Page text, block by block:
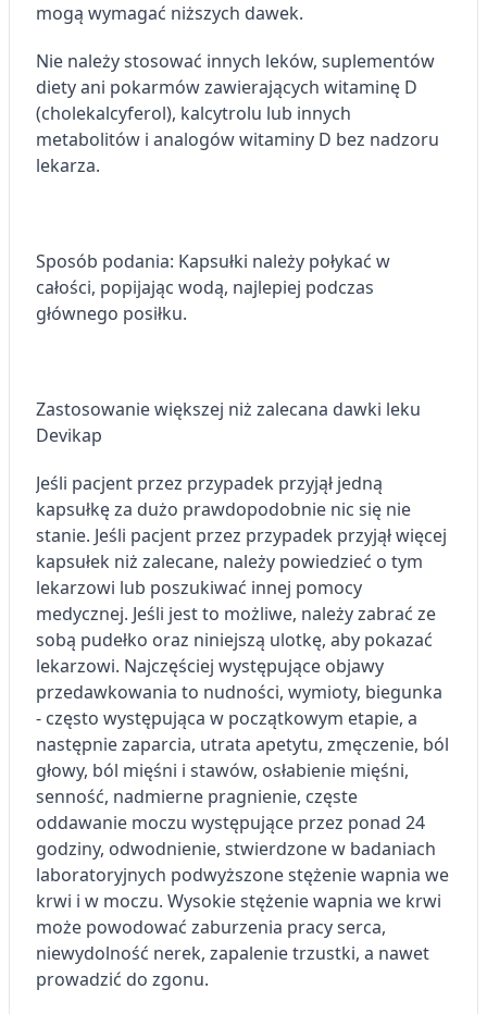
mogą wymagać niższych dawek.
Nie należy stosować innych leków, suplementów
diety ani pokarmów zawierających witaminę D
(cholekalcyferol), kalcytrolu lub innych
metabolitów i analogów witaminy D bez nadzoru
lekarza.
Sposób podania: Kapsułki należy połykać w
całości, popijając wodą, najlepiej podczas
głównego posiłku.
Zastosowanie większej niż zalecana dawki leku
Devikap
Jeśli pacjent przez przypadek przyjął jedną
kapsułkę za dużo prawdopodobnie nic się nie
stanie. Jeśli pacjent przez przypadek przyjął więcej
kapsułek niż zalecane, należy powiedzieć o tym
lekarzowi lub poszukiwać innej pomocy
medycznej. Jeśli jest to możliwe, należy zabrać ze
sobą pudełko oraz niniejszą ulotkę, aby pokazać
lekarzowi. Najczęściej występujące objawy
przedawkowania to nudności, wymioty, biegunka
- często występująca w początkowym etapie, a
następnie zaparcia, utrata apetytu, zmęczenie, ból
głowy, ból mięśni i stawów, osłabienie mięśni,
senność, nadmierne pragnienie, częste
oddawanie moczu występujące przez ponad 24
godziny, odwodnienie, stwierdzone w badaniach
laboratoryjnych podwyższone stężenie wapnia we
krwi i w moczu. Wysokie stężenie wapnia we krwi
może powodować zaburzenia pracy serca,
niewydolność nerek, zapalenie trzustki, a nawet
prowadzić do zgonu.